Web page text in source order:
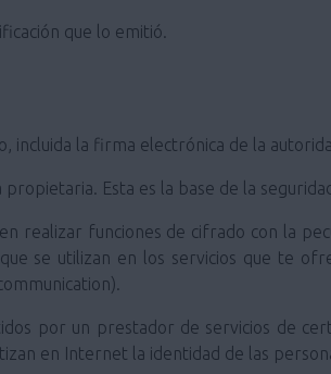
que lo emitió.
incluida la firma electrónica de la
Esta es la base de la
realizar funciones de cifrado con la
se utilizan en los servicios que te
por un prestador de servicios de
en Internet la identidad de las